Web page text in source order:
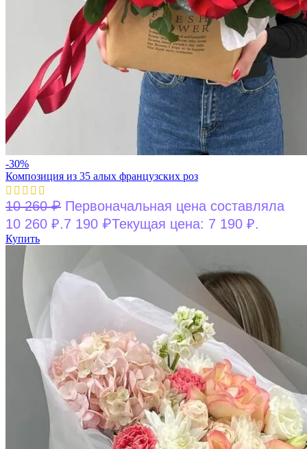
-30%
Композиция из 35 алых французских роз
10 260₽ Первоначальная цена составляла
10 260 ₽.7 190 ₽Текущая цена: 7 190 ₽.
Купить